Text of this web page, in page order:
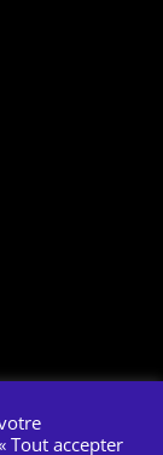
Tout accepter